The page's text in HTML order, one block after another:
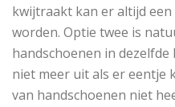
kwijtraakt kan er altijd
worden. Optie twee is
handschoenen in
niet meer uit als er eentje
van handschoenen niet